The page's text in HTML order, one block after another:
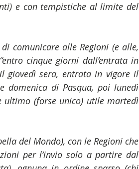
e con tempistiche al limite del
comunicare alle Regioni (e alle,
cinque giorni dall’entrata in
giovedì sera, entrata in vigore il
domenica di Pasqua, poi lunedì
ultimo (forse unico) utile martedì
del Mondo), con le Regioni che
per l’invio solo a partire dal